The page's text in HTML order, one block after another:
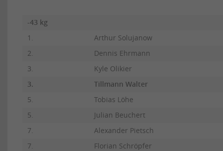
-43 kg
1.
Arthur Solujanow
2.
Dennis Ehrmann
3.
Kyle Olikier
3.
Tillmann Walter
5.
Tobias Löhe
5.
Julian Beuchert
7.
Alexander Pietsch
7.
Florian Schröpfer